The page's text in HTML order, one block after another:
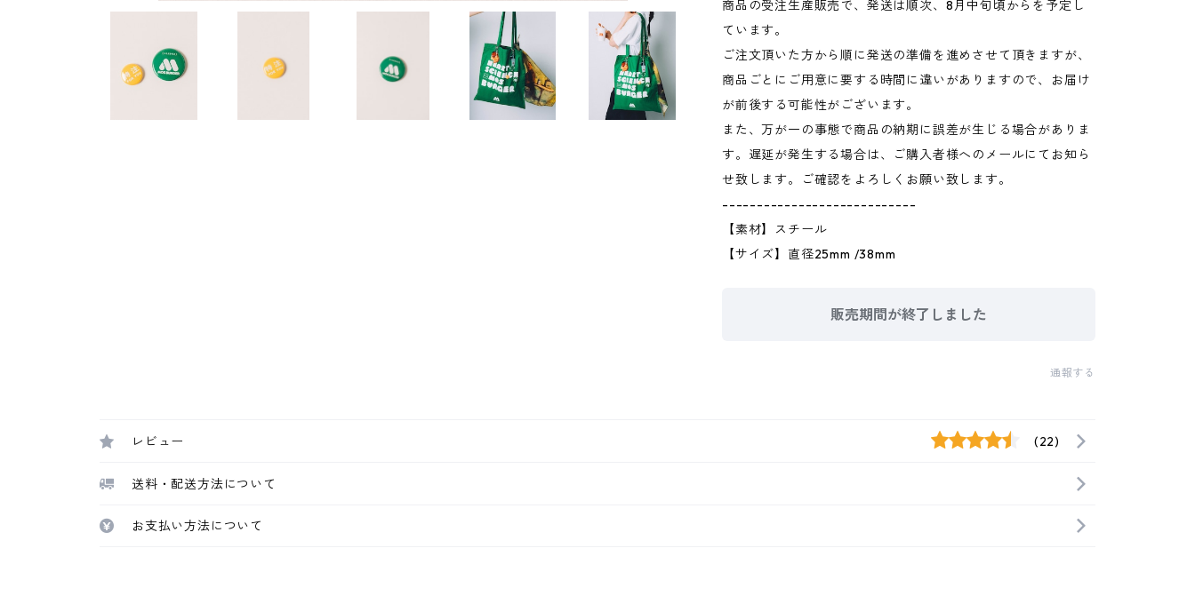
商品の受注生産販売で、発送は順次、8月中旬頃からを予定し
ています。
ご注文頂いた方から順に発送の準備を進めさせて頂きますが、
商品ごとにご用意に要する時間に違いがありますので、お届け
が前後する可能性がございます。
また、万が一の事態で商品の納期に誤差が生じる場合がありま
す。遅延が発生する場合は、ご購入者様へのメールにてお知ら
せ致します。ご確認をよろしくお願い致します。
----------------------------
【素材】スチール
【サイズ】直径25mm /38mm
販売期間が終了しました
通報する
レビュー (22)
送料・配送方法について
お支払い方法について